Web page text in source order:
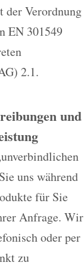
der Verordnung
EN 301549
2.1.
und
uns während
für Sie
Anfrage. Wir
oder per
zu